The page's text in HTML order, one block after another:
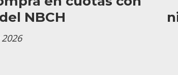
NBCH